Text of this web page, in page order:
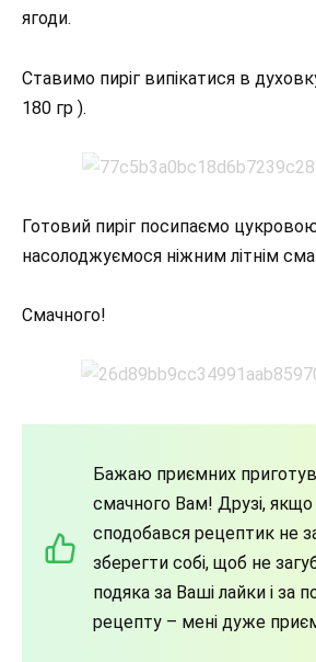
ягоди.
Ставимо пиріг випікатися в
180 гр ).
Готовий пиріг посипаємо
насолоджуємося ніжним літнім
Смачного!
Бажаю приємних
смачного Вам! Друзі,
сподобався рецептик не
зберегти собі, щоб не
подяка за Ваші лайки і за
рецепту – мені дуже